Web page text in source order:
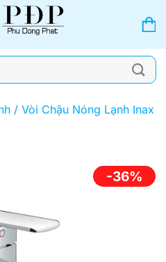
/ Vòi Chậu Nóng Lạnh Inax
-36%